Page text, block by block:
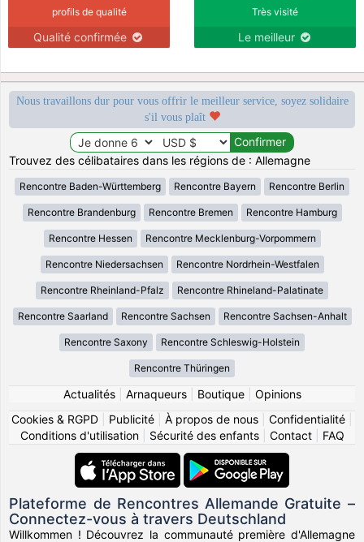
profils de qualité
Qualité confirmée
Très visité
Le meilleur
Nous travaillons dur pour vous offrir le meilleur service, soyez solidaire
s'il vous plaît
Trouvez des célibataires dans les régions de : Allemagne
Rencontre Baden-Württemberg Rencontre Bayern Rencontre Berlin
Rencontre Brandenburg Rencontre Bremen Rencontre Hamburg
Rencontre Hessen Rencontre Mecklenburg-Vorpommern
Rencontre Niedersachsen Rencontre Nordrhein-Westfalen
Rencontre Rheinland-Pfalz Rencontre Rhineland-Palatinate
Rencontre Saarland Rencontre Sachsen Rencontre Sachsen-Anhalt
Rencontre Saxony Rencontre Schleswig-Holstein
Rencontre Thüringen
Actualités| Arnaqueurs| Boutique| Opinions
Cookies & RGPD
Publicité À propos de nous Confidentialité
Conditions d'utilisation| Sécurité des enfants| Contact| FAQ
Plateforme de Rencontres Allemande Gratuite –
Connectez-vous à travers Deutschland
Willkommen ! Découvrez la communauté première d'Allemagne